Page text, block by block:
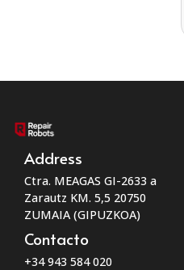
Address
Ctra. MEAGAS GI-2633 a
Zarautz KM. 5,5 20750
ZUMAIA (GIPUZKOA)
Contacto
+34 943 584 020